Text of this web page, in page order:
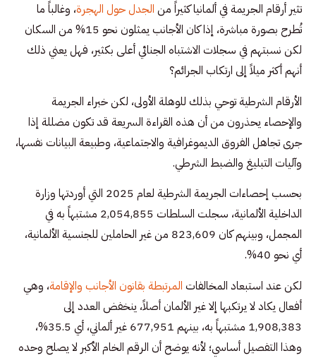
تثير أرقام الجريمة في ألمانيا كثيراً من الجدل حول الهجرة، وغالباً ما
تُطرح بصورة مباشرة، إذا كان الأجانب يمثلون نحو 15% من السكان
لكن نسبتهم في سجلات الاشتباه الجنائي أعلى بكثير، فهل يعني ذلك
أنهم أكثر ميلاً إلى ارتكاب الجرائم؟
الأرقام الشرطية توحي بذلك للوهلة الأولى، لكن خبراء الجريمة
والإحصاء يحذرون من أن هذه القراءة السريعة قد تكون مضللة إذا
جرى تجاهل الفروق الديموغرافية والاجتماعية، وطبيعة البيانات نفسها،
وآليات التبليغ والضبط الشرطي.
بحسب إحصاءات الجريمة الشرطية لعام 2025 التي أوردتها وزارة
الداخلية الألمانية، سجلت السلطات 2,054,855 مشتبهاً به في
المجمل، وبينهم كان 823,609 من غير الحاملين للجنسية الألمانية،
أي نحو 40%.
لكن عند استبعاد المخالفات المرتبطة بقانون الأجانب والإقامة، وهي
أفعال يكاد لا يرتكبها إلا غير الألمان أصلاً، ينخفض العدد إلى
1,908,383 مشتبهاً به، بينهم 677,951 غير ألماني، أي 35.5%،
وهذا التفصيل أساسي؛ لأنه يوضح أن الرقم الخام الأكبر لا يصلح وحده